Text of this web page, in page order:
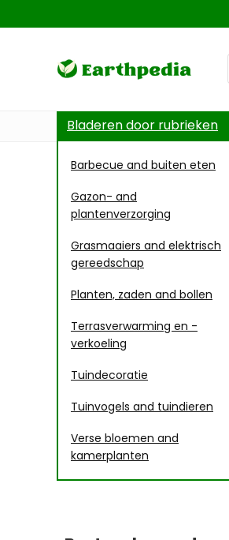
Bladeren door rubrieken
Barbecue and buiten eten
Gazon- and
plantenverzorging
Grasmaaiers and elektrisch
gereedschap
Planten, zaden and bollen
Terrasverwarming en -
verkoeling
Tuindecoratie
Tuinvogels and tuindieren
Verse bloemen and
kamerplanten